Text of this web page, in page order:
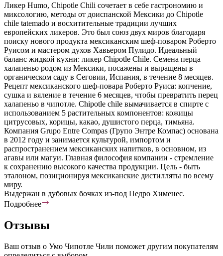
Ликер Humo, Chipotle Chili сочетает в себе гастрономию и
миксологию, методы от доиспанской Мексики до Chipotle
chile tatemado и восхитительные традиции лучших
европейских ликеров. Это был союз двух миров благодаря
поиску нового продукта мексиканским шеф-поваром Роберто
Руисом и мастером духов Хавьером Пулидо. Идеальный
баланс жидкой кухни: ликер Chipotle Chile. Семена перца
халапеньо родом из Мексики, посажены и выращены в
органическом саду в Сеговии, Испания, в течение 8 месяцев.
Рецепт мексиканского шеф-повара Роберто Руиса: копчение,
сушка и вяление в течение 6 месяцев, чтобы превратить перец
халапеньо в чипотле. Chipotle chile вымачивается в спирте с
использованием 5 растительных компонентов: кожицы
цитрусовых, корицы, какао, душистого перца, тимьяна.
Компания Grupo Entre Compas (Групо Энтре Компас) основана
в 2012 году и занимается культурой, импортом и
распространением мексиканских напитков, в основном, из
агавы или магуи. Главная философия компании - стремление
к сохранению высокого качества продукции. Цель - быть
эталоном, позиционируя мексиканские дистилляты по всему
миру.
Выдержан в дубовых бочках из-под Педро Хименес.
Подробнее
Отзывы
Ваш отзыв о Умо Чипотле Чили поможет другим покупателям